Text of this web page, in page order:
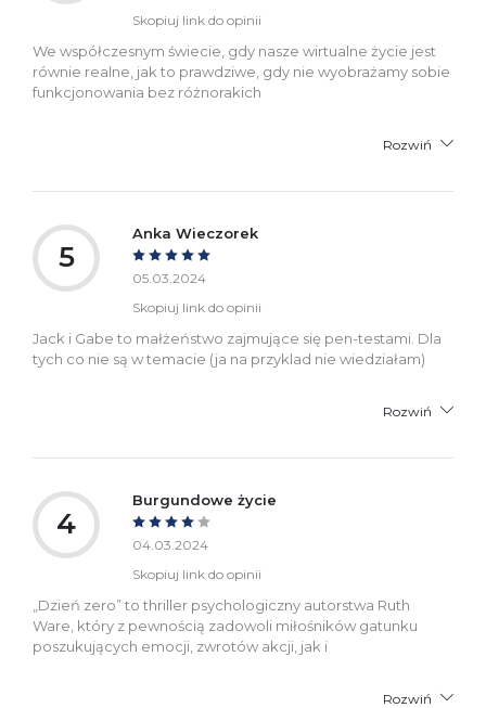
Skopiuj link do opinii
We współczesnym świecie, gdy nasze wirtualne życie jest
równie realne, jak to prawdziwe, gdy nie wyobrażamy sobie
funkcjonowania bez różnorakich
Rozwiń
5
Anka Wieczorek
05.03.2024
Skopiuj link do opinii
Jack i Gabe to małżeństwo zajmujące się pen-testami. Dla
tych co nie są w temacie (ja na przyklad nie wiedziałam)
Rozwiń
4
Burgundowe życie
04.03.2024
Skopiuj link do opinii
„Dzień zero” to thriller psychologiczny autorstwa Ruth
Ware, który z pewnością zadowoli miłośników gatunku
poszukujących emocji, zwrotów akcji, jak i
Rozwiń